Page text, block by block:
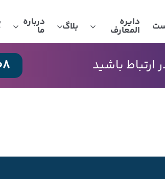
دایره
المعارف بلاگ درباره
ما
باشید